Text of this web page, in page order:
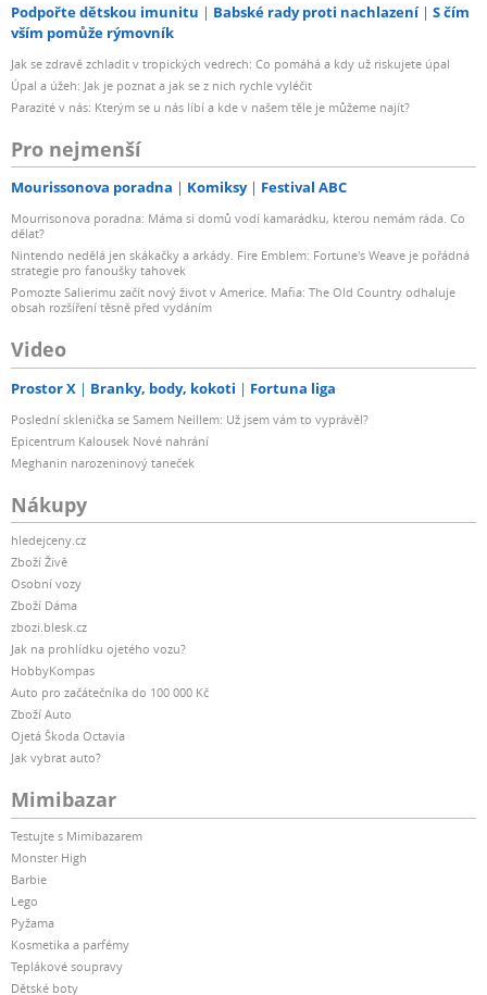
Podpořte dětskou imunitu Babské rady proti nachlazení
S čím
vším pomůže rýmovník
Jak se zdravě zchladit v tropických vedrech: Co pomáhá a kdy už riskujete úpal
Úpal a úžeh: Jak je poznat a jak se z nich rychle vyléčit
Parazité v nás: Kterým se u nás líbí a kde v našem těle je můžeme najít?
Pro nejmenší
Mourissonova poradna Komiksy Festival ABC
Mourrisonova poradna: Máma si domů vodí kamarádku, kterou nemám ráda. Co
dělat?
Nintendo nedělá jen skákačky a arkády. Fire Emblem: Fortune's Weave je pořádná
strategie pro fanoušky tahovek
Pomozte Salierimu začít nový život v Americe. Mafia: The Old Country odhaluje
obsah rozšíření těsně před vydáním
Video
Prostor X Branky, body, kokoti Fortuna liga
Poslední sklenička se Samem Neillem: Už jsem vám to vyprávěl?
Epicentrum Kalousek Nové nahrání
Meghanin narozeninový taneček
Nákupy
hledejceny.cz
Zboží Živě
Osobní vozy
Zboží Dáma
zbozi.blesk.cz
Jak na prohlídku ojetého vozu?
HobbyKompas
Auto pro začátečníka do 100 000 Kč
Zboží Auto
Ojetá Škoda Octavia
Jak vybrat auto?
Mimibazar
Testujte s Mimibazarem
Monster High
Barbie
Lego
Pyžama
Kosmetika a parfémy
Teplákové soupravy
Dětské boty